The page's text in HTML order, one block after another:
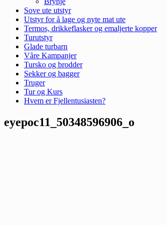
Sove ute utstyr
Utstyr for å lage og nyte mat ute
Termos, drikkeflasker og emaljerte kopper
Turutstyr
Glade turbarn
Våre Kampanjer
Tursko og brodder
Sekker og bagger
Truger
Tur og Kurs
Hvem er Fjellentusiasten?
eyepoc11_50348596906_o